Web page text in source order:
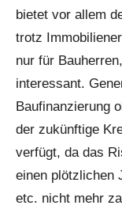
bietet vor allem
trotz
nur für
interessant.
Baufinanzierung
der zukünftige
verfügt, da das
einen plötzlichen
etc. nicht mehr